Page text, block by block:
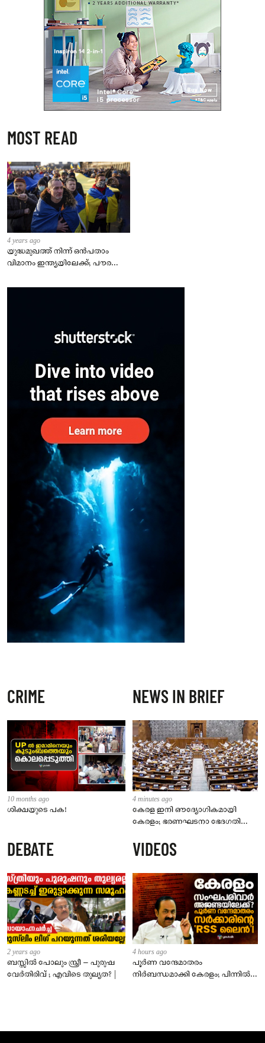
MOST READ
4 years ago
യുദ്ധമുഖത്ത് നിന്ന് ഒൻപതാം
വിമാനം ഇന്ത്യയിലേക്ക്; പൗരന്മാർ
– കേന്ദ്രം
CRIME
10 months ago
ശിക്ഷയുടെ പക!
NEWS IN BRIEF
4 minutes ago
കേരള ഇനി ഔദ്യോഗികമായി
കേരളം; ഭരണഘടനാ ഭേദഗതി
അവതരിപ്പിക്കും
DEBATE
2 years ago
ബസ്സിൽ പോലും സ്ത്രീ – പുരുഷ
വേർതിരിവ് ; എവിടെ തുല്യത? |
VIDEOS
4 hours ago
പൂർണ വന്ദേമാതരം
നിർബന്ധമാക്കി കേരളം; പിന്നിൽ